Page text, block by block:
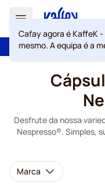
Ir para o Conteúdo
100
Cafay agora é KaffeK -
mesmo. A equipa é a
Desfrute da nossa
Nespresso®. Simples,
Marca